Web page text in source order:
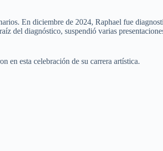
En diciembre de 2024, Raphael fue
del diagnóstico, suspendió varias
en esta celebración de su carrera artística.